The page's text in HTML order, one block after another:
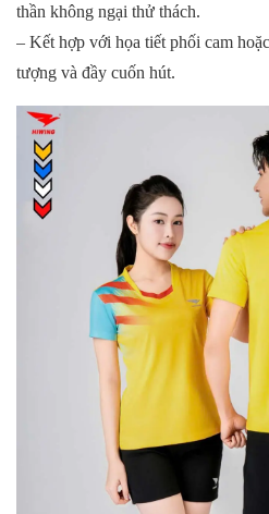
thần không ngại thử thách.
– Kết hợp với họa tiết phối cam
tượng và đầy cuốn hút.